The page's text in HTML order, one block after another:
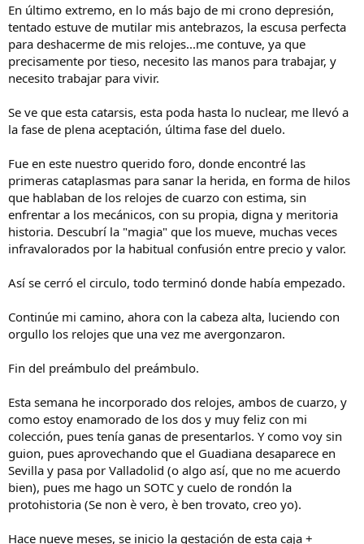
En último extremo, en lo más bajo de mi crono depresión,
tentado estuve de mutilar mis antebrazos, la escusa perfecta
para deshacerme de mis relojes...me contuve, ya que
precisamente por tieso, necesito las manos para trabajar, y
necesito trabajar para vivir.
Se ve que esta catarsis, esta poda hasta lo nuclear, me llevó a
la fase de plena aceptación, última fase del duelo.
Fue en este nuestro querido foro, donde encontré las
primeras cataplasmas para sanar la herida, en forma de hilos
que hablaban de los relojes de cuarzo con estima, sin
enfrentar a los mecánicos, con su propia, digna y meritoria
historia. Descubrí la "magia" que los mueve, muchas veces
infravalorados por la habitual confusión entre precio y valor.
Así se cerró el circulo, todo terminó donde había empezado.
Continúe mi camino, ahora con la cabeza alta, luciendo con
orgullo los relojes que una vez me avergonzaron.
Fin del preámbulo del preámbulo.
Esta semana he incorporado dos relojes, ambos de cuarzo, y
como estoy enamorado de los dos y muy feliz con mi
colección, pues tenía ganas de presentarlos. Y como voy sin
guion, pues aprovechando que el Guadiana desaparece en
Sevilla y pasa por Valladolid (o algo así, que no me acuerdo
bien), pues me hago un SOTC y cuelo de rondón la
protohistoria (Se non è vero, è ben trovato, creo yo).
Hace nueve meses, se inicio la gestación de esta caja +